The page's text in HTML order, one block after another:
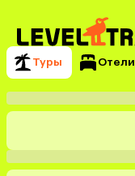
Туры Отели